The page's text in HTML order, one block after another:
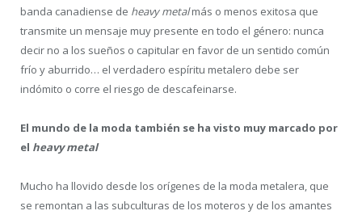
banda canadiense de heavy metalmás o menos exitosa que
transmite un mensaje muy presente en todo el género: nunca
decir no a los sueños o capitular en favor de un sentido común
frío y aburrido… el verdadero espíritu metalero debe ser
indómito o corre el riesgo de descafeinarse.
El mundo de la moda también se ha visto muy marcado por
el heavy metal
Mucho ha llovido desde los orígenes de la moda metalera, que
se remontan a las subculturas de los moteros y de los amantes